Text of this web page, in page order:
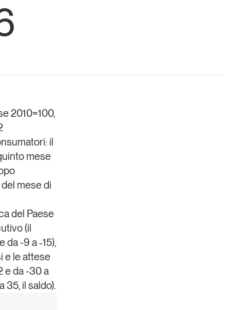
2010=100,
il
mese
mese di
del Paese
(il
-9 a ‑15),
e le attese
e da -30 a
35, il saldo).